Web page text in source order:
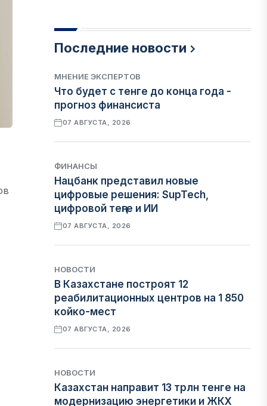
Последние новости
МНЕНИЕ ЭКСПЕРТОВ
Что будет с тенге до конца года -
прогноз финансиста
07 АВГУСТА, 2026
ФИНАНСЫ
Нацбанк представил новые
цифровые решения: SupTech,
цифровой теңге и ИИ
07 АВГУСТА, 2026
НОВОСТИ
В Казахстане построят 12
реабилитационных центров на 1 850
койко-мест
07 АВГУСТА, 2026
НОВОСТИ
Казахстан направит 13 трлн тенге на
модернизацию энергетики и ЖКХ